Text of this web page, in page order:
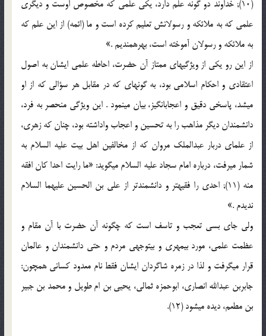
(10); خداوند دو گونه علم دارد، یکی علمی که مخصوص اوست و دیگری
علمی که به ملائکه و رسولانش تعلیم کرده است و ما (ائمه) از این علم که
به ملائکه و رسولان آموخته است، بهره‏مندیم .»
از این رو یکی از ویژگی‏های ممتاز آن حضرت، احاطه علمی ایشان به اصول
اعتقادی و احکام اسلامی بود، به گونه‏ای که در مقابل هر سؤالی که از او
می‏شد، پاسخی دقیق و اعجاب‏انگیز، بیان می‏نمود . این ویژگی منحصر به فرد،
دانشمندان دیگر مذاهب را به تحسین و اعجاب واداشته بود، چنان که زهری،
از علمای دربار عبدالملک مروان که از مخالفین اهل بیت علیه السلام به
شمار می‏رفت، درباره امام سجاد علیه السلام می‏گوید: «ما رایت احدا کان افقه
منه (11); احدی را فقیه‏تر و دانشمندتر از علی بن الحسین علیهما السلام
ندیدم .»
ولی جای بسی تعجب و تاسف است که چگونه آن حضرت با آن مقام و
عظمت علمی، مورد بی‏مهری و بی‏توجهی مردم و حتی دانشمندان و عالمان
قرار می‏گرفت و لذا در زمره شاگردان ایشان فقط نام معدود کسانی همچون:
جابربن عبدالله انصاری، ابوحمزه ثمالی، یحیی بن ام طویل و محمد بن جبیر
بن مطعم، دیده می‏شود (12).